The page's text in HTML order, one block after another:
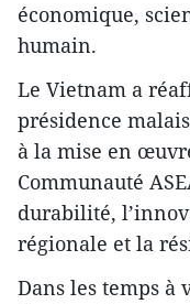
économique,
humain.
Le Vietnam a
présidence
à la mise en
Communauté
durabilité,
régionale et la
Dans les temps